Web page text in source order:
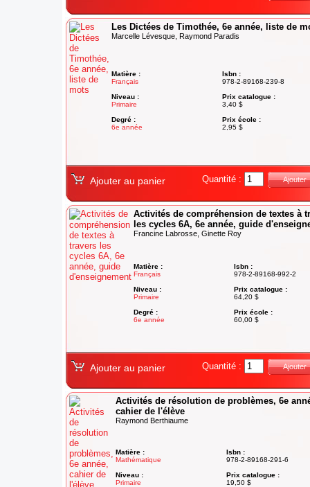
Les Dictées de Timothée, 6e année, liste de
Marcelle Lévesque, Raymond Paradis
Matière :
Français
Niveau :
Primaire
Degré :
6e année
Isbn :
978-2-89168-239-8
Prix catalogue :
3,40 $
Prix école :
2,95 $
Ajouter au panier Quantité : Ajouter
Activités de compréhension de textes à
les cycles 6A, 6e année, guide
Francine Labrosse, Ginette Roy
Matière :
Français
Niveau :
Primaire
Degré :
6e année
Isbn :
978-2-89168-992-2
Prix catalogue :
64,20 $
Prix école :
60,00 $
Ajouter au panier Quantité : Ajouter
Activités de résolution de problèmes, 6e
cahier de l'élève
Raymond Berthiaume
Matière :
Mathématique
Niveau :
Primaire
Isbn :
978-2-89168-291-6
Prix catalogue :
19,50 $